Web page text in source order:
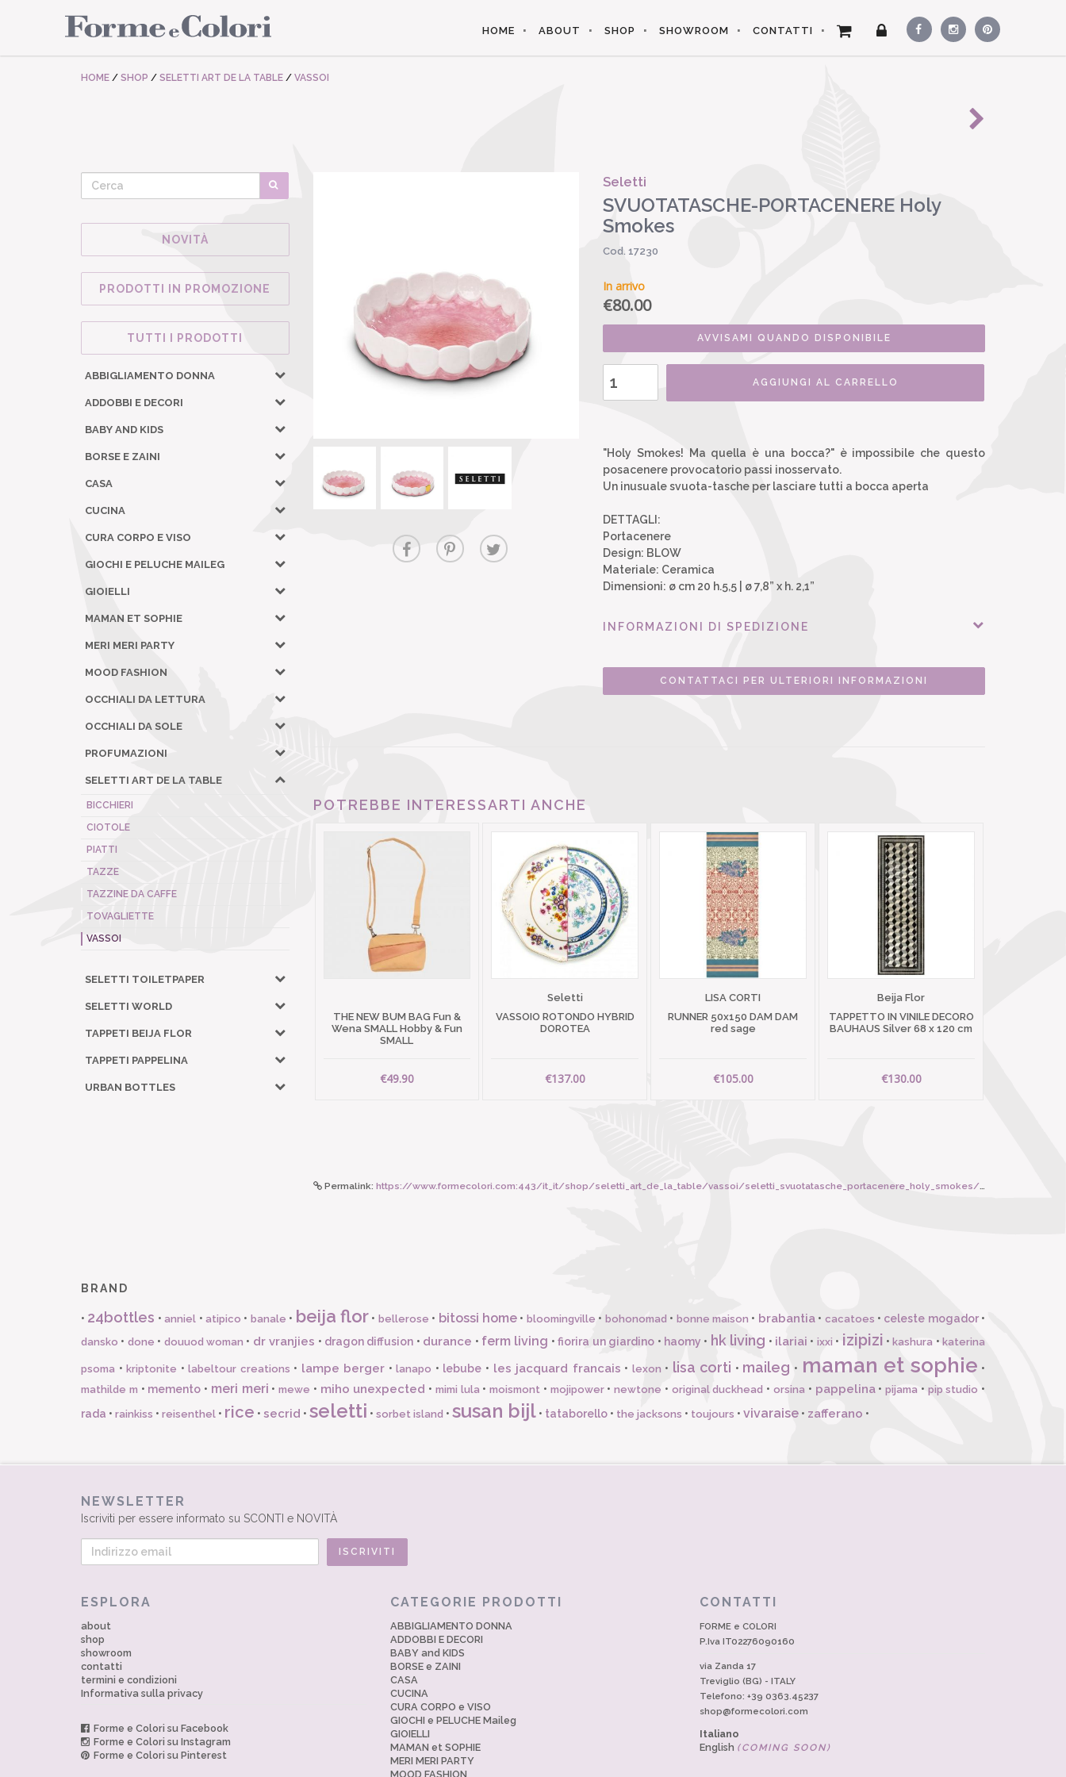
HOME ABOUT SHOP SHOWROOM CONTATTI
HOME / SHOP / SELETTI ART DE LA TABLE / VASSOI
NOVITÀ
PRODOTTI IN PROMOZIONE
TUTTI I PRODOTTI
ABBIGLIAMENTO DONNA
ADDOBBI E DECORI
BABY AND KIDS
BORSE E ZAINI
CASA
CUCINA
CURA CORPO E VISO
GIOCHI E PELUCHE MAILEG
GIOIELLI
MAMAN ET SOPHIE
MERI MERI PARTY
MOOD FASHION
OCCHIALI DA LETTURA
OCCHIALI DA SOLE
PROFUMAZIONI
SELETTI ART DE LA TABLE
BICCHIERI
CIOTOLE
PIATTI
TAZZE
TAZZINE DA CAFFE
TOVAGLIETTE
VASSOI
SELETTI TOILETPAPER
SELETTI WORLD
TAPPETI BEIJA FLOR
TAPPETI PAPPELINA
URBAN BOTTLES
Seletti
SVUOTATASCHE-PORTACENERE Holy
Smokes
Cod. 17230
In arrivo
€80.00
AVVISAMI QUANDO DISPONIBILE
AGGIUNGI AL CARRELLO
"Holy Smokes! Ma quella è una bocca?" è impossibile che questo
posacenere provocatorio passi inosservato.
Un inusuale svuota-tasche per lasciare tutti a bocca aperta
DETTAGLI:
Portacenere
Design: BLOW
Materiale: Ceramica
Dimensioni: ø cm 20 h.5,5 | ø 7,8” x h. 2,1”
INFORMAZIONI DI SPEDIZIONE
CONTATTACI PER ULTERIORI INFORMAZIONI
POTREBBE INTERESSARTI ANCHE
THE NEW BUM BAG Fun &
Wena SMALL Hobby & Fun
SMALL
€49.90
Seletti
VASSOIO ROTONDO HYBRID
DOROTEA
€137.00
LISA CORTI
RUNNER 50x150 DAM DAM
red sage
€105.00
Beija Flor
TAPPETTO IN VINILE DECORO
BAUHAUS Silver 68 x 120 cm
€130.00
Permalink: https://www.formecolori.com:443/it_it/shop/seletti_art_de_la_table/vassoi/seletti_svuotatasche_portacenere_holy_smokes/5825
BRAND
• 24bottles •anniel •atipico • banale • beija flor • bellerose • bitossi home • bloomingville • bohonomad • bonne maison • brabantia• cacatoes • celeste mogador•
dansko • done • douuod woman • dr vranjies • dragon diffusion • durance • ferm living •fiorira un giardino • haomy • hk living • ilariai • ixxi • izipizi •kashura •katerina
psoma •kriptonite •labeltour creations • lampe berger •lanapo • lebube • les jacquard francais • lexon • lisa corti • maileg • maman et sophie •
mathilde m • memento • meri meri •mewe • miho unexpected • mimi lula •moismont • mojipower•newtone • original duckhead • orsina • pappelina•pijama • pip studio •
rada • rainkiss • reisenthel • rice • secrid • seletti • sorbet island • susan bijl • tataborello • the jacksons • toujours • vivaraise • zafferano •
NEWSLETTER
Iscriviti per essere informato su SCONTI e NOVITÀ
ESPLORA
about
shop
showroom
contatti
termini e condizioni
Informativa sulla privacy
Forme e Colori su Facebook
Forme e Colori su Instagram
Forme e Colori su Pinterest
CATEGORIE PRODOTTI
ABBIGLIAMENTO DONNA
ADDOBBI E DECORI
BABY and KIDS
BORSE e ZAINI
CASA
CUCINA
CURA CORPO e VISO
GIOCHI e PELUCHE Maileg
GIOIELLI
MAMAN et SOPHIE
MERI MERI PARTY
MOOD FASHION
CONTATTI
FORME e COLORI
P.Iva IT02276090160
via Zanda 17
Treviglio (BG) - ITALY
Telefono: +39 0363.45237
shop@formecolori.com
Italiano
English (COMING SOON)